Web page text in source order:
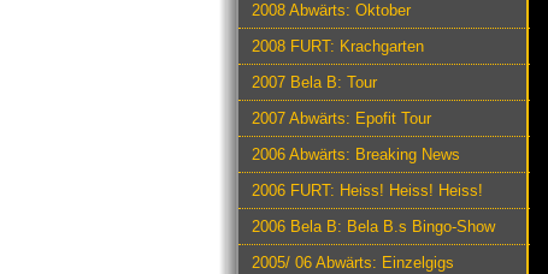
2008 Abwärts: Oktober
2008 FURT: Krachgarten
2007 Bela B: Tour
2007 Abwärts: Epofit Tour
2006 Abwärts: Breaking News
2006 FURT: Heiss! Heiss! Heiss!
2006 Bela B: Bela B.s Bingo-Show
2005/ 06 Abwärts: Einzelgigs